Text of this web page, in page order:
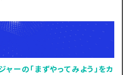
ーの「まずやってみよう」をカ